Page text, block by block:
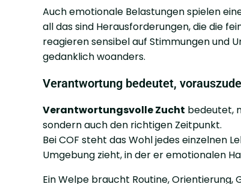
Auch emotionale Belastungen spielen
all das sind Herausforderungen, die die
reagieren sensibel auf Stimmungen und
gedanklich woanders.
Verantwortung bedeutet,
Verantwortungsvolle Zucht bedeutet,
sondern auch den richtigen Zeitpunkt.
Bei COF steht das Wohl jedes einzelnen
Umgebung zieht, in der er emotionalen
Ein Welpe braucht Routine, Orientierung,